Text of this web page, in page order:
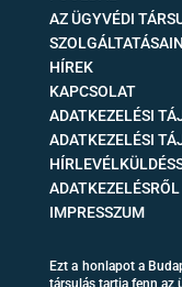
AZ ÜGYVÉDI
HÍREK
KAPCSOLAT
ADATKEZELÉSI
ADATKEZELÉSI
ADATKEZELÉSRŐL
IMPRESSZUM
Ezt a honlapot a
társulás tartja fenn az